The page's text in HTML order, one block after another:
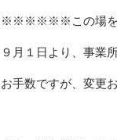
※※※※※※この場を
９月１日より、事
お手数ですが、変更